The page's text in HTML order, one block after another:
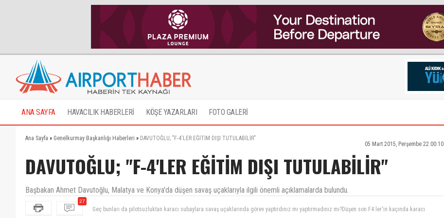
ANA SAYFA HAVACILIK HABERLERİ KÖŞE YAZARLARI FOTO GALERİ
Ana Sayfa » Genelkurmay Başkanlığı Haberleri » DAVUTOĞLU; "F-4'LER EĞİTİM DIŞI TUTULABİLİR"
05 Mart 2015, Perşembe 22:00:10
DAVUTOĞLU; "F-4'LER EĞİTİM DIŞI TUTULABİLİR"
Başbakan Ahmet Davutoğlu, Malatya ve Konya'da düşen savaş uçaklarıyla ilgili önemli açıklamalarda bulundu.
27
Geç bunları da pilotsuzluktan karacı subaylara savaş uçaklarında görev yaptırdınız mı yaptırmadınız mı?Düşen son F4 ler'in kaçında karacı